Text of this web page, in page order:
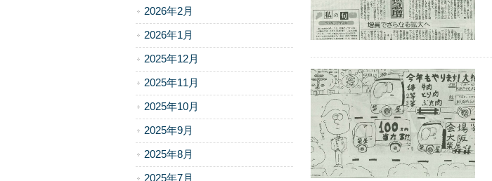
2026年2月
2026年1月
2025年12月
2025年11月
2025年10月
2025年9月
2025年8月
2025年7月